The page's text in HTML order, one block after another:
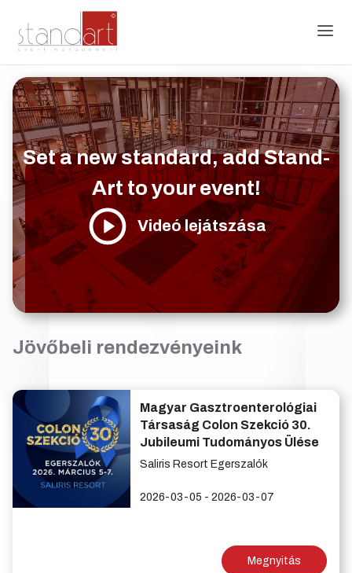
Set a new standard, add Stand-
Art to your event!
Videó lejátszása
Jövőbeli rendezvényeink
Magyar Gasztroenterológiai
Társaság Colon Szekció 30.
Jubileumi Tudományos Ülése
Saliris Resort Egerszalók
2026-03-05 - 2026-03-07
Megnyitás